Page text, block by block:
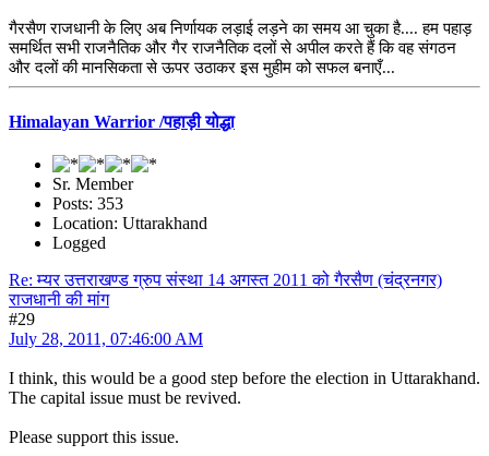
गैरसैण राजधानी के लिए अब निर्णायक लड़ाई लड़ने का समय आ चुका है.... हम पहाड़
समर्थित सभी राजनैतिक और गैर राजनैतिक दलों से अपील करते हैं कि वह संगठन
और दलों की मानसिकता से ऊपर उठाकर इस मुहीम को सफल बनाएँ...
Himalayan Warrior /पहाड़ी योद्धा
Sr. Member
Posts: 353
Location: Uttarakhand
Logged
Re: म्यर उत्तराखण्ड ग्रुप संस्था 14 अगस्त 2011 को गैरसैण (चंद्रनगर)
राजधानी की मांग
#29
July 28, 2011, 07:46:00 AM
I think, this would be a good step before the election in Uttarakhand.
The capital issue must be revived.
Please support this issue.